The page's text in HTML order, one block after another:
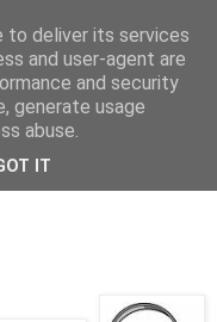
per condividere
to deliver its services
and user-agent are
and security
generate usage
abuse.
IT